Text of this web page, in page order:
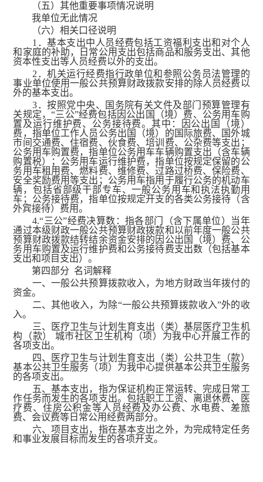
（五）其他重要事项情况说明
我单位无此情况
（六）相关口径说明
1．基本支出中人员经费包括工资福利支出和对个人
和家庭的补助，日常公用支出包括商品和服务支出、其他
资本性支出等人员经费以外的支出。
2．机关运行经费指行政单位和参照公务员法管理的
事业单位使用一般公共预算财政拨款安排的除人员经费以
外的基本支出。
3．按照党中央、国务院有关文件及部门预算管理有
关规定，“三公”经费包括因公出国（境）费、公务用车购
置及运行维护费、公务接待费。其中：因公出国（境）
费，指单位工作人员公务出国（境）的国际旅费、国外城
市间交通费、住宿费、伙食费、培训费、公杂费等支出；
公务用车购置费，指单位公务用车车辆购置支出（含车辆
购置税）；公务用车运行维护费，指单位按规定保留的公
务用车租用费、燃料费、维修费、过路过桥费、保险费、
安全奖励费用等支出；公务用车指用于履行公务的机动车
辆，包括省部级干部专车、一般公务用车和执法执勤用
车；公务接待费，指单位按规定开支的各类公务接待（含
外宾接待）费用。
4.“三公”经费决算数：指各部门（含下属单位）当年
通过本级财政一般公共预算财政拨款和以前年度一般公共
预算财政拨款结转结余资金安排的因公出国（境）费、公
务用车购置及运行维护费和公务接待费支出数（包括基本
支出和项目支出）。
第四部分 名词解释
一、一般公共预算拨款收入，为地方财政当年拨付的
资金。
二、其他收入，为除“一般公共预算拨款收入”外的收
入。
三、医疗卫生与计划生育支出（类）基层医疗卫生机
构（款） 城市社区卫生机构（项）为我中心开展工作的
各项支出。
四、医疗卫生与计划生育支出（类）公共卫生（款）
基本公共卫生服务（项）为我中心提供基本公共卫生服务
的各项支出。
五、基本支出，指为保证机构正常运转、完成日常工
作任务而发生的各项支出。包括职工工资、离退休费、医
疗费、住房公积金等人员经费及办公费、水电费、差旅
费、会议费等日常公用经费两部分。
六、项目支出，指在基本支出之外，为完成特定任务
和事业发展目标而发生的各项开支。